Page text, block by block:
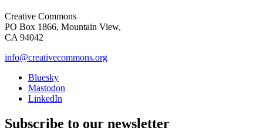
Creative Commons
PO Box 1866, Mountain View,
CA 94042
info@creativecommons.org
Bluesky
Mastodon
LinkedIn
Subscribe to our newsletter